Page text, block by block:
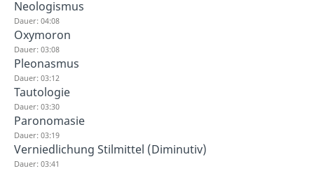
Neologismus
Dauer: 04:08
Oxymoron
Dauer: 03:08
Pleonasmus
Dauer: 03:12
Tautologie
Dauer: 03:30
Paronomasie
Dauer: 03:19
Verniedlichung Stilmittel (Diminutiv)
Dauer: 03:41